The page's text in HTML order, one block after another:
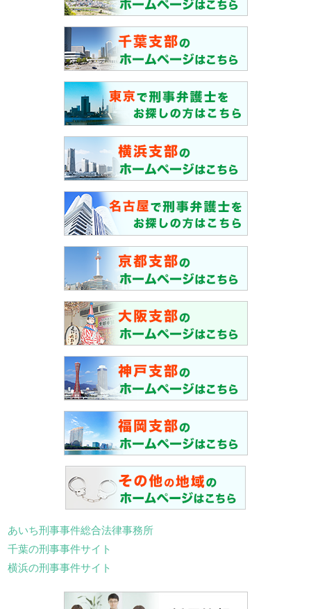
あいち刑事事件総合法律事務所
千葉の刑事事件サイト
横浜の刑事事件サイト